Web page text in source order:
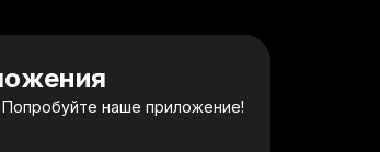
наше приложение!